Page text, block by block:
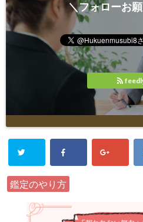
＼フォローお
鑑定のやり方